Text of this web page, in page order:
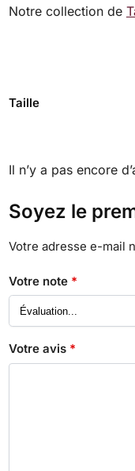
Notre collection de
Taille
Il n’y a pas encore
Soyez le
Votre adresse e-mail
Votre note *
Votre avis *